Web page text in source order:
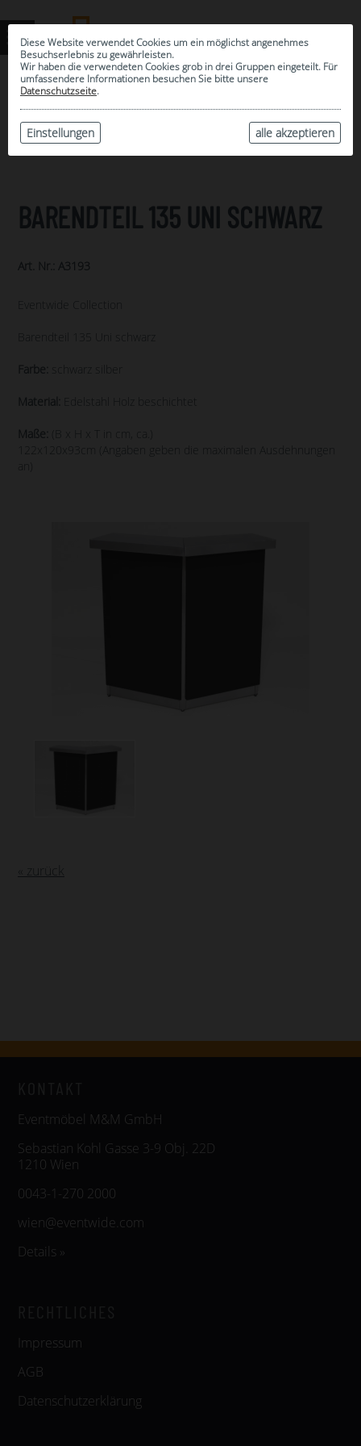
Diese Website verwendet Cookies um ein möglichst angenehmes
Besuchserlebnis zu gewährleisten.
Wir haben die verwendeten Cookies grob in drei Gruppen eingeteilt. Für
umfassendere Informationen besuchen Sie bitte unsere
Datenschutzseite.
alle akzeptieren
Einstellungen
ARCHIV
BARENDTEIL 135 UNI SCHWARZ
Art. Nr.: A3193
Eventwide Collection
Barendteil 135 Uni schwarz
Farbe: schwarz silber
Material: Edelstahl Holz beschichtet
Maße:
(B x H x T in cm, ca.)
122x120x93cm (Angaben geben die maximalen Ausdehnungen
an)
« zurück
Eventmöbel M&M GmbH
Sebastian Kohl Gasse 3-9 Obj. 22D
1210 Wien
0043-1-270 2000
wien@eventwide.com
Details »
Impressum
AGB
Datenschutzerklärung